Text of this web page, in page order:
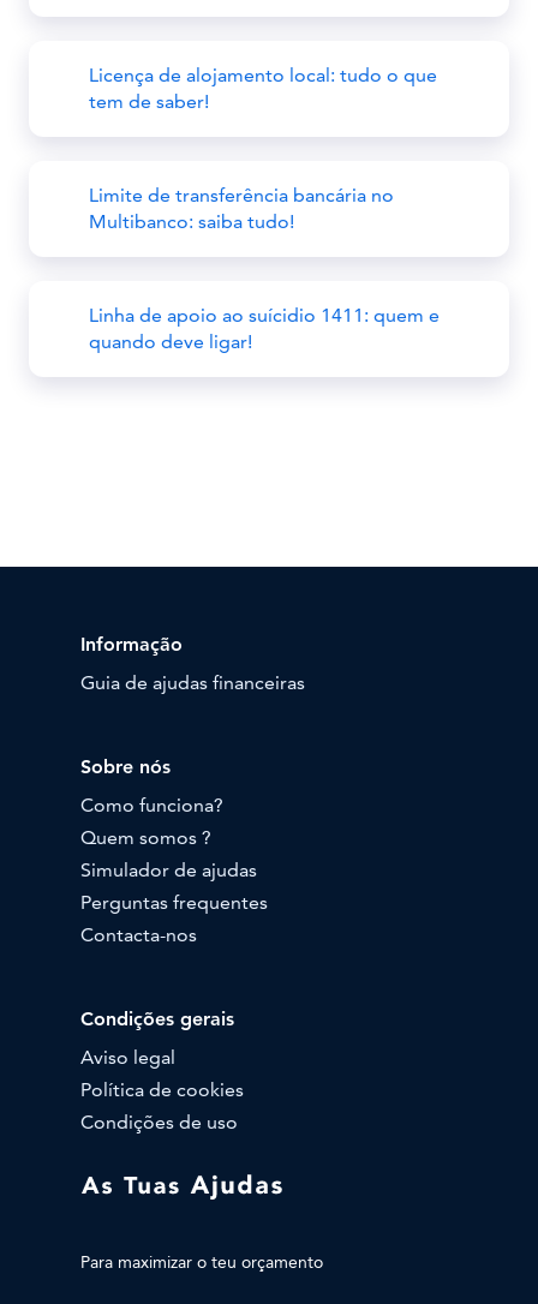
Licença de alojamento local: tudo o que
tem de saber!
Limite de transferência bancária no
Multibanco: saiba tudo!
Linha de apoio ao suícidio 1411: quem e
quando deve ligar!
Para maximizar o teu orçamento
Informação
Guia de ajudas financeiras
Sobre nós
Como funciona?
Quem somos ?
Simulador de ajudas
Perguntas frequentes
Contacta-nos
Condições gerais
Aviso legal
Política de cookies
Condições de uso